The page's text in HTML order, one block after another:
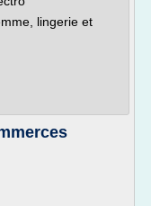
lingerie et